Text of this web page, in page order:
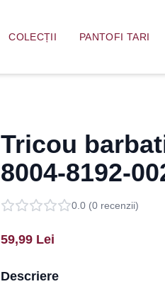
COLECȚII PANTOFI TARI
Tricou
8004-8192-
0.0 (0 recenzii)
59,99 Lei
Descriere